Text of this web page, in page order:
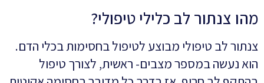
מהו צנתור לב כלילי טיפולי?
צנתור לב טיפולי מבוצע לטיפול בחסימות בכלי הדם.
הוא נעשה במספר מצבים- ראשית, לצורך טיפול